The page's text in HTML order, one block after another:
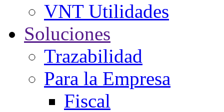
VNT Utilidades
Soluciones
Trazabilidad
Para la Empresa
Fiscal